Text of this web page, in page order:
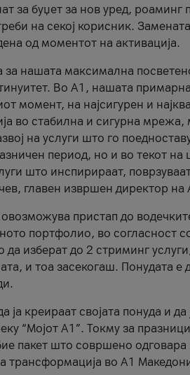
за буџет за нов уред,
на секој корисник.
од моментот на активација.
за нашата максимална
Во А1, нашата
момент, на најсигурен и
во стабилна и сигурна мрежа,
на услуги што го
период, но и во текот на
што инспирираат,
главен извршен директор на
пристап до
портфолио, во согласност
изберат до 2 стриминг
и тоа засекогаш. Понудата е
креираат својата понуда и
“Мојот А1”. Токму за
пакет што совршено одговара
трансформација во А1